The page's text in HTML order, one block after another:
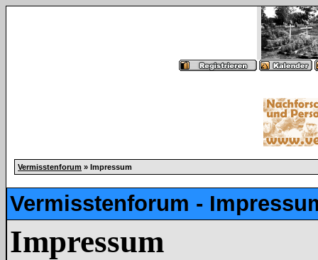
Vermisstenforum » Impressum
Vermisstenforum -
Impressum